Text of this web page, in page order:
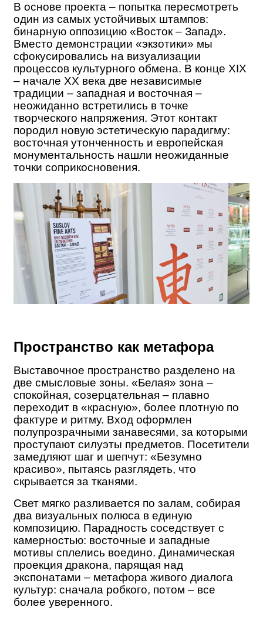
В основе проекта – попытка пересмотреть
один из самых устойчивых штампов:
бинарную оппозицию «Восток – Запад».
Вместо демонстрации «экзотики» мы
сфокусировались на визуализации
процессов культурного обмена. В конце XIX
– начале XX века две независимые
традиции – западная и восточная –
неожиданно встретились в точке
творческого напряжения. Этот контакт
породил новую эстетическую парадигму:
восточная утонченность и европейская
монументальность нашли неожиданные
точки соприкосновения.
Пространство как метафора
Выставочное пространство разделено на
две смысловые зоны. «Белая» зона –
спокойная, созерцательная – плавно
переходит в «красную», более плотную по
фактуре и ритму. Вход оформлен
полупрозрачными занавесями, за которыми
проступают силуэты предметов. Посетители
замедляют шаг и шепчут: «Безумно
красиво», пытаясь разглядеть, что
скрывается за тканями.
Свет мягко разливается по залам, собирая
два визуальных полюса в единую
композицию. Парадность соседствует с
камерностью: восточные и западные
мотивы сплелись воедино. Динамическая
проекция дракона, парящая над
экспонатами – метафора живого диалога
культур: сначала робкого, потом – все
более уверенного.